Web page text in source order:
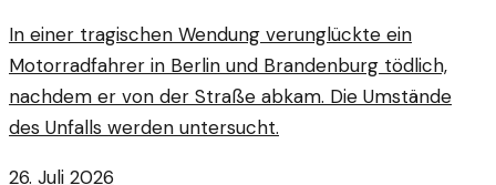
In einer tragischen Wendung verunglückte ein
Motorradfahrer in Berlin und Brandenburg tödlich,
nachdem er von der Straße abkam. Die Umstände
des Unfalls werden untersucht.
26. Juli 2026